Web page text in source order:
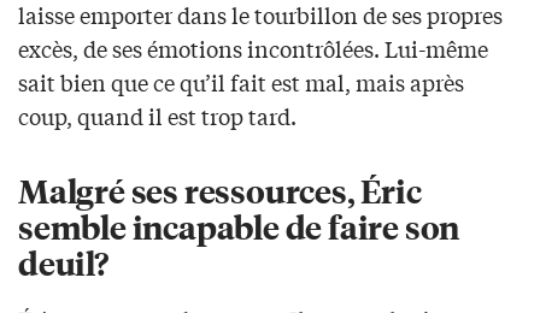
laisse emporter dans le tourbillon de ses propres
excès, de ses émotions incontrôlées. Lui-même
sait bien que ce qu’il fait est mal, mais après
coup, quand il est trop tard.
Malgré ses ressources, Éric
semble incapable de faire son
deuil?